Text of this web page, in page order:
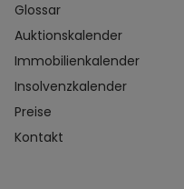
Glossar
Auktionskalender
Immobilienkalender
Insolvenzkalender
Preise
Kontakt